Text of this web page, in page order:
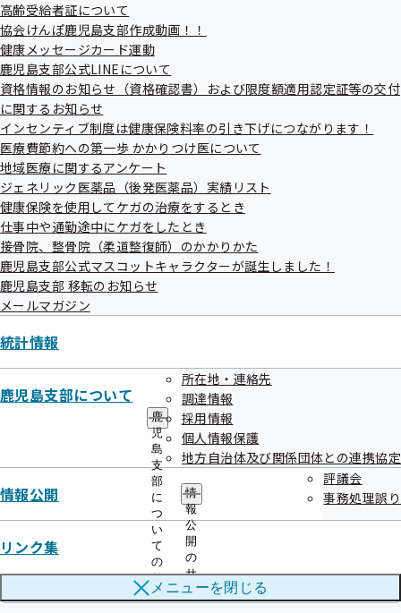
ー
高齢受給者証について
協会けんぽ鹿児島支部作成動画！！
健康メッセージカード運動
鹿児島支部公式LINEについて
資格情報のお知らせ（資格確認書）および限度額適用認定証等の交付
に関するお知らせ
インセンティブ制度は健康保険料率の引き下げにつながります！
医療費節約への第一歩 かかりつけ医について
地域医療に関するアンケート
ジェネリック医薬品（後発医薬品）実績リスト
健康保険を使用してケガの治療をするとき
仕事中や通勤途中にケガをしたとき
接骨院、整骨院（柔道整復師）のかかりかた
鹿児島支部公式マスコットキャラクターが誕生しました！
鹿児島支部 移転のお知らせ
メールマガジン
統計情報
鹿児島支部について
鹿
児
島
支
部
に
つ
い
て
の
サ
ブ
所在地・連絡先
調達情報
採用情報
個人情報保護
地方自治体及び関係団体との連携協定
情報公開
情
報
公
開
の
サ
ブ
メ
評議会
事務処理誤り
リンク集
メニューを閉じる
かごしま健康企業宣言 事業所様一覧
『健康経営優良法人2026』の認定につ
いて
「会社の健康づくり研修会」の開催に
ついて（動画あり）
2024年度 支部別スコアリングレポート
（鹿児島支部版）を作成しました
鹿児島支部 第3期保健事業実施計画
（データヘルス計画）